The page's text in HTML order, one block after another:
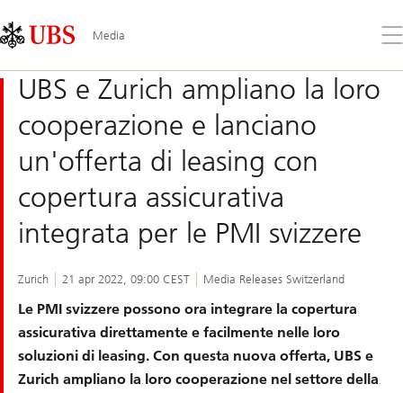
Links
Area
Media
il
UBS e Zurich ampliano la loro
cooperazione e lanciano
un'offerta di leasing con
copertura assicurativa
integrata per le PMI svizzere
Zurich 21 apr 2022, 09:00 CEST Media Releases Switzerland
Le PMI svizzere possono ora integrare la copertura
assicurativa direttamente e facilmente nelle loro
soluzioni di leasing. Con questa nuova offerta, UBS e
Zurich ampliano la loro cooperazione nel settore della